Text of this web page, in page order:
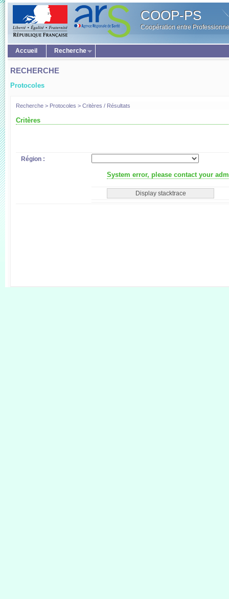
COOP-PS
Coopération entre
Accueil Recherche
RECHERCHE
Protocoles
Recherche > Protocoles > Critères / Résultats
Critères
Région :
System error, please contact your